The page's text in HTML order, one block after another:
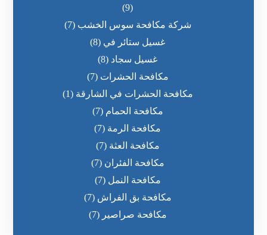
(9)
شركة مكافحة سوس الخشب (7)
غسيل ستائر في (8)
غسيل سجاد (8)
مكافحة الحشرات (7)
مكافحة الحشرات في الشارقة (1)
مكافحة الحمام (7)
مكافحة الرمة (7)
مكافحة العثة (7)
مكافحة الفئران (7)
مكافحة النمل (7)
مكافحة بق الفراش (7)
مكافحة صراصير (7)